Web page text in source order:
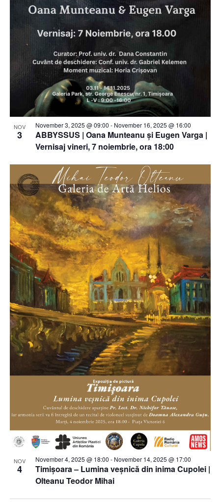
NOV
3
ABBYSSUS | Oana Munteanu și Eugen Varga |
Vernisaj vineri, 7 noiembrie, ora 18:00
November 3, 2025 @ 09:00 - November 16, 2025 @ 16:00
NOV
4
Timișoara – Lumina veșnică din inima Cupolei |
Olteanu Teodor Mihai
November 4, 2025 @ 18:00 - November 14, 2025 @ 17:00